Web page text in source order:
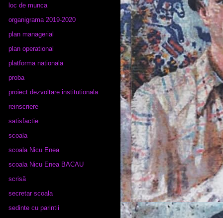
loc de munca
organigrama 2019-2020
plan managerial
plan operational
platforma nationala
proba
proiect dezvoltare institutionala
reinscriere
satisfactie
scoala
scoala Nicu Enea
scoala Nicu Enea BACAU
scrisă
secretar scoala
sedinte cu parintii